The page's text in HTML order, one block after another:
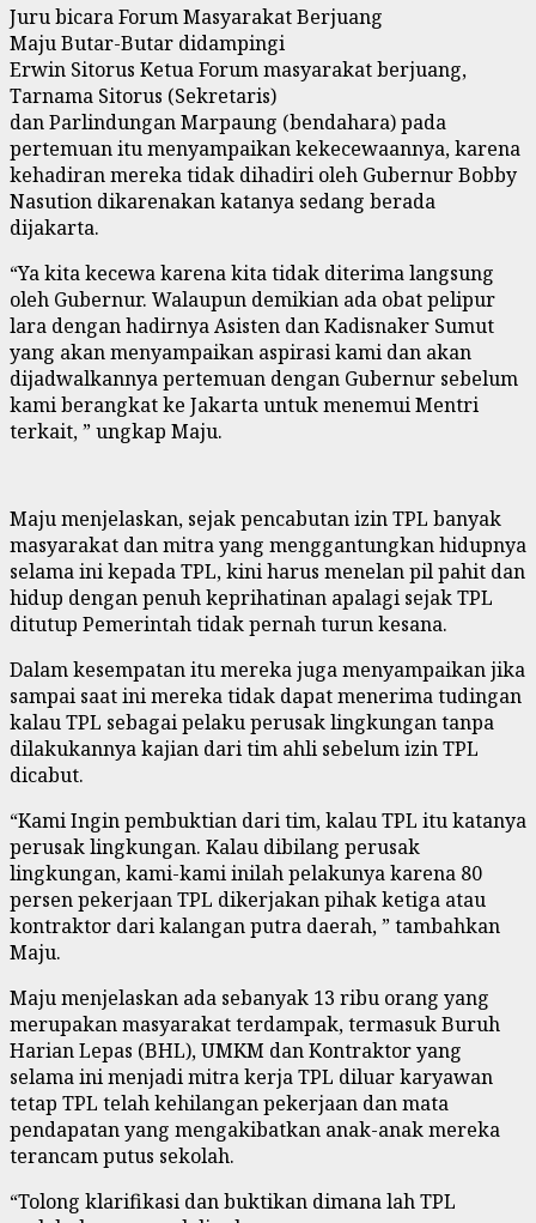
Juru bicara Forum Masyarakat Berjuang
Maju Butar-Butar didampingi
Erwin Sitorus Ketua Forum masyarakat berjuang,
Tarnama Sitorus (Sekretaris)
dan Parlindungan Marpaung (bendahara) pada
pertemuan itu menyampaikan kekecewaannya, karena
kehadiran mereka tidak dihadiri oleh Gubernur Bobby
Nasution dikarenakan katanya sedang berada
dijakarta.
“Ya kita kecewa karena kita tidak diterima langsung
oleh Gubernur. Walaupun demikian ada obat pelipur
lara dengan hadirnya Asisten dan Kadisnaker Sumut
yang akan menyampaikan aspirasi kami dan akan
dijadwalkannya pertemuan dengan Gubernur sebelum
kami berangkat ke Jakarta untuk menemui Mentri
terkait, ” ungkap Maju.
Maju menjelaskan, sejak pencabutan izin TPL banyak
masyarakat dan mitra yang menggantungkan hidupnya
selama ini kepada TPL, kini harus menelan pil pahit dan
hidup dengan penuh keprihatinan apalagi sejak TPL
ditutup Pemerintah tidak pernah turun kesana.
Dalam kesempatan itu mereka juga menyampaikan jika
sampai saat ini mereka tidak dapat menerima tudingan
kalau TPL sebagai pelaku perusak lingkungan tanpa
dilakukannya kajian dari tim ahli sebelum izin TPL
dicabut.
“Kami Ingin pembuktian dari tim, kalau TPL itu katanya
perusak lingkungan. Kalau dibilang perusak
lingkungan, kami-kami inilah pelakunya karena 80
persen pekerjaan TPL dikerjakan pihak ketiga atau
kontraktor dari kalangan putra daerah, ” tambahkan
Maju.
Maju menjelaskan ada sebanyak 13 ribu orang yang
merupakan masyarakat terdampak, termasuk Buruh
Harian Lepas (BHL), UMKM dan Kontraktor yang
selama ini menjadi mitra kerja TPL diluar karyawan
tetap TPL telah kehilangan pekerjaan dan mata
pendapatan yang mengakibatkan anak-anak mereka
terancam putus sekolah.
“Tolong klarifikasi dan buktikan dimana lah TPL